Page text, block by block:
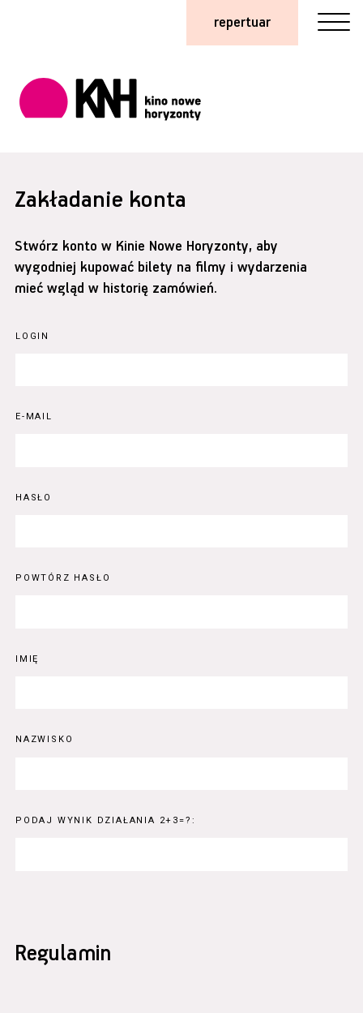
repertuar
Zakładanie konta
Stwórz konto w Kinie Nowe Horyzonty, aby
wygodniej kupować bilety na filmy i wydarzenia
mieć wgląd w historię zamówień.
LOGIN
E-MAIL
HASŁO
POWTÓRZ HASŁO
IMIĘ
NAZWISKO
PODAJ WYNIK DZIAŁANIA 2+3=?:
Regulamin